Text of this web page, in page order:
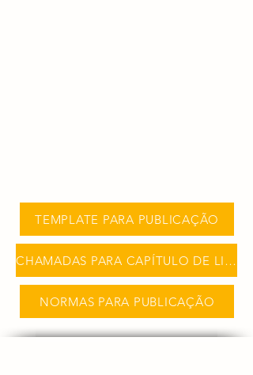
TEMPLATE PARA PUBLICAÇÃO
CHAMADAS PARA CAPÍTULO DE LIVRO
NORMAS PARA PUBLICAÇÃO